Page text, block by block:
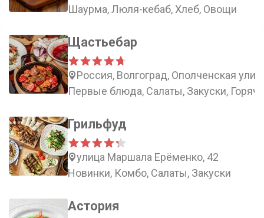
Шаурма, Люля-кебаб, Хлеб, Овощи
Щастьебар
Россия, Волгоград, Ополченская
Первые блюда, Салаты, Закуски,
Грильфуд
улица Маршала Ерёменко, 42
Новинки, Комбо, Салаты, Закуски
Астория